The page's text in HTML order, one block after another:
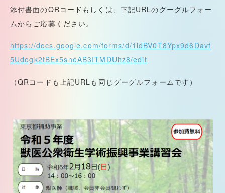
添付書面のQRコードもしくは、下記URLのグーグルフォー
ムからご応募ください。
https://docs.google.com/forms/d/1ldBV0T8Ypx9d6Davf
5Udogk2tBEx5sneAB3ITMDUhz8/edit
（QRコードも上記URLも同じグーグルフォームです）